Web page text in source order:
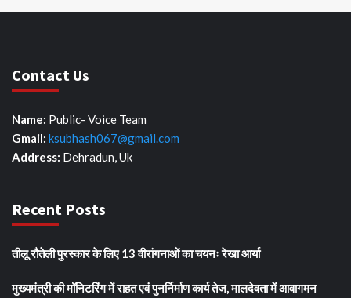
Contact Us
Name: Public- Voice Team
Gmail: ksubhash067@gmail.com
Address: Dehradun, Uk
Recent Posts
तीलू रौतेली पुरस्कार के लिए 13 वीरांगनाओं का चयनः रेखा आर्या
मुख्यमंत्री की मॉनिटरिंग में राहत एवं पुनर्निर्माण कार्य तेज, मालदेवता में आवागमन